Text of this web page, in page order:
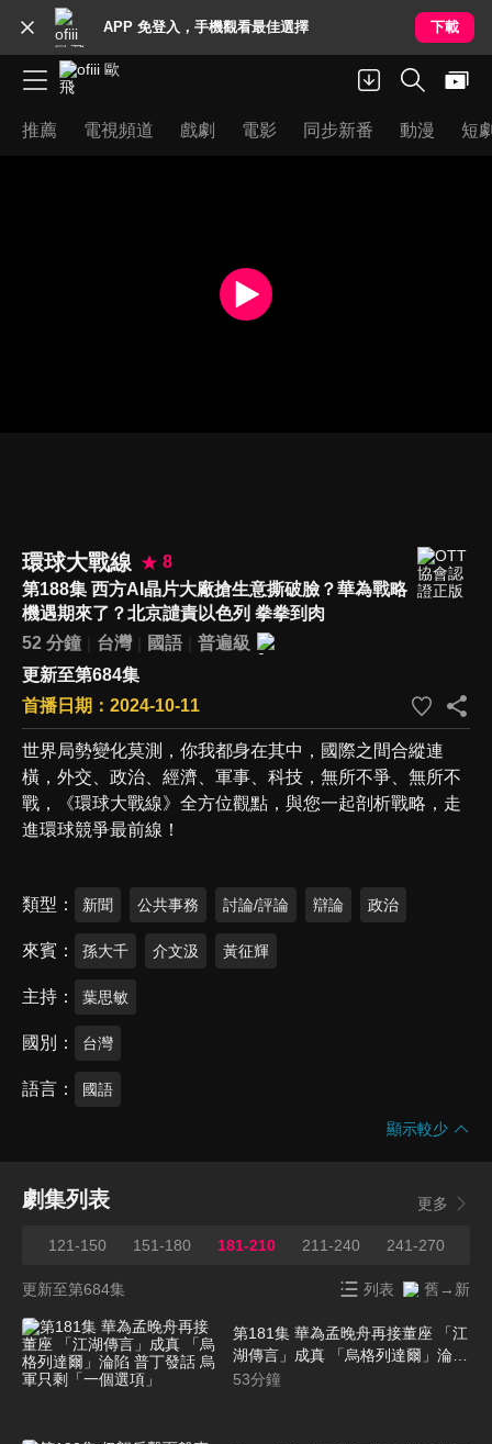
APP 免登入，手機觀看最佳選擇 下載
推薦 電視頻道 戲劇 電影 同步新番 動漫 短
環球大戰線
8
第188集 西方AI晶片大廠搶生意撕破臉？華為戰略
機遇期來了？北京譴責以色列 拳拳到肉
52 分鐘
台灣 國語
普遍級
更新至第684集
首播日期：2024-10-11
世界局勢變化莫測，你我都身在其中，國際之間合縱連
橫，外交、政治、經濟、軍事、科技，無所不爭、無所不
戰，《環球大戰線》全方位觀點，與您一起剖析戰略，走
進環球競爭最前線！
類型 新聞 公共事務 討論/評論 辯論 政治
來賓 孫大千 介文汲 黃征輝
主持 葉思敏
國別 台灣
語言 國語
顯示較少
劇集列表 更多
121-150 151-180 181-210 211-240 241-270
更新至第684集 列表 舊→新
第181集 華為孟晚舟再接董座 「江
湖傳言」成真 「烏格列達爾」淪陷
普丁發話 烏軍只剩「一個選項」
53分鐘